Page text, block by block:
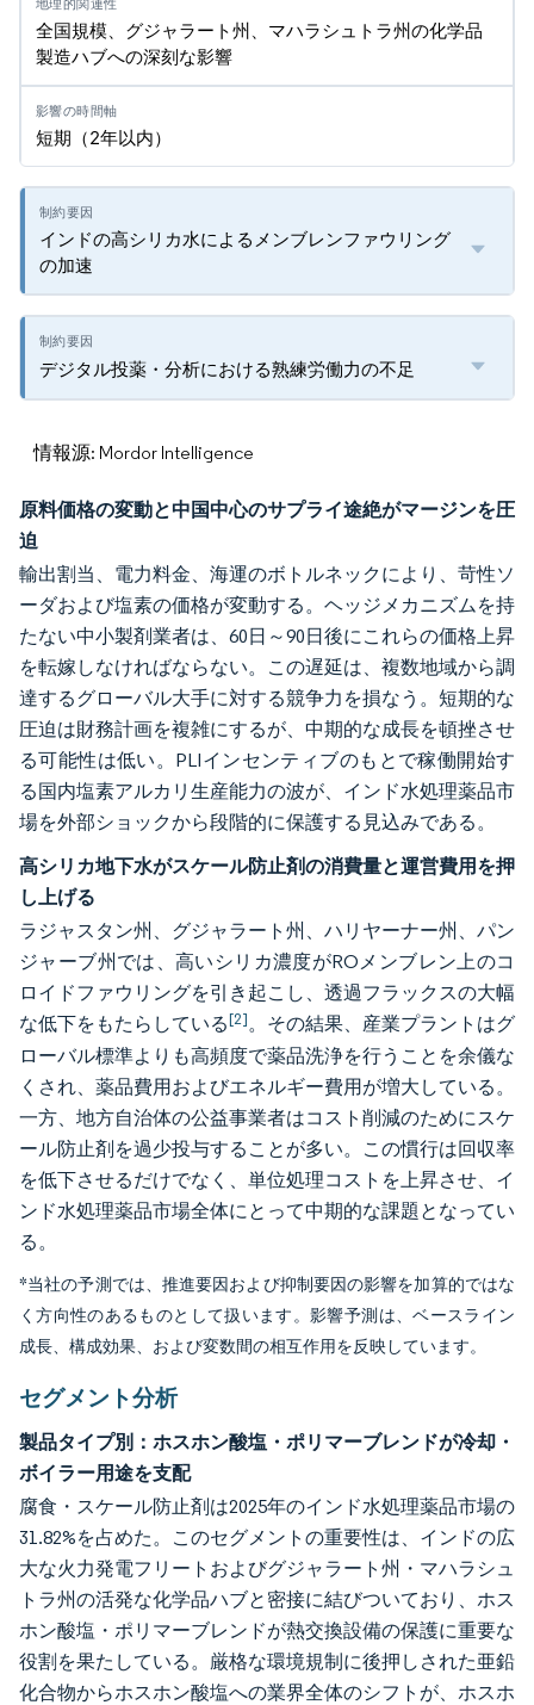
全国規模、グジャラート州、マハラシュトラ州の化学品
製造ハブへの深刻な影響
短期（2年以内）
インドの高シリカ水によるメンブレンファウリング
の加速
デジタル投薬・分析における熟練労働力の不足
情報源: Mordor Intelligence
原料価格の変動と中国中心のサプライ途絶がマージンを圧
迫
輸出割当、電力料金、海運のボトルネックにより、苛性ソ
ーダおよび塩素の価格が変動する。ヘッジメカニズムを持
たない中小製剤業者は、60日～90日後にこれらの価格上昇
を転嫁しなければならない。この遅延は、複数地域から調
達するグローバル大手に対する競争力を損なう。短期的な
圧迫は財務計画を複雑にするが、中期的な成長を頓挫させ
る可能性は低い。PLIインセンティブのもとで稼働開始す
る国内塩素アルカリ生産能力の波が、インド水処理薬品市
場を外部ショックから段階的に保護する見込みである。
高シリカ地下水がスケール防止剤の消費量と運営費用を押
し上げる
ラジャスタン州、グジャラート州、ハリヤーナー州、パン
ジャーブ州では、高いシリカ濃度がROメンブレン上のコ
ロイドファウリングを引き起こし、透過フラックスの大幅
な低下をもたらしている[2]。その結果、産業プラントはグ
ローバル標準よりも高頻度で薬品洗浄を行うことを余儀な
くされ、薬品費用およびエネルギー費用が増大している。
一方、地方自治体の公益事業者はコスト削減のためにスケ
ール防止剤を過少投与することが多い。この慣行は回収率
を低下させるだけでなく、単位処理コストを上昇させ、イ
ンド水処理薬品市場全体にとって中期的な課題となってい
る。
*当社の予測では、推進要因および抑制要因の影響を加算的ではな
く方向性のあるものとして扱います。影響予測は、ベースライン
成長、構成効果、および変数間の相互作用を反映しています。
セグメント分析
製品タイプ別：ホスホン酸塩・ポリマーブレンドが冷却・
ボイラー用途を支配
腐食・スケール防止剤は2025年のインド水処理薬品市場の
31.82%を占めた。このセグメントの重要性は、インドの広
大な火力発電フリートおよびグジャラート州・マハラシュ
トラ州の活発な化学品ハブと密接に結びついており、ホス
ホン酸塩・ポリマーブレンドが熱交換設備の保護に重要な
役割を果たしている。厳格な環境規制に後押しされた亜鉛
化合物からホスホン酸塩への業界全体のシフトが、ホスホ